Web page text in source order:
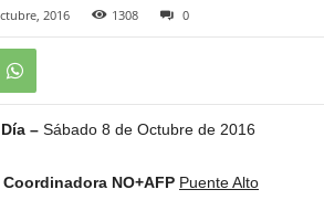
2016 1308 0
– Sábado 8 de Octubre de 2016
NO+AFP Puente Alto